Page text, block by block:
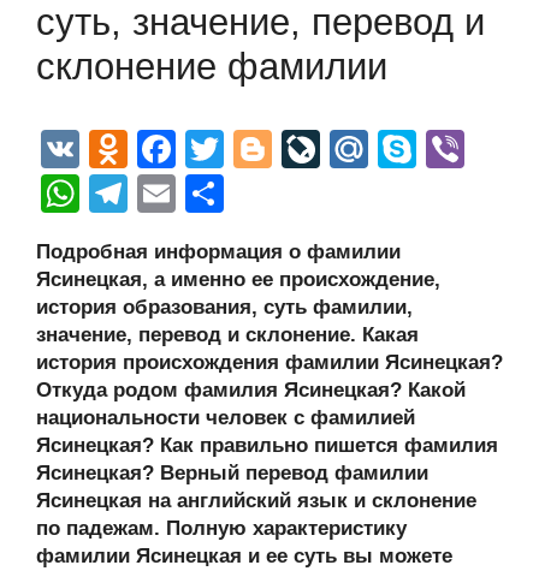
суть, значение, перевод и
склонение фамилии
V
K
O
d
n
o
kl
a
ss
ni
ki
F
a
c
e
b
o
o
k
T
er
Bl
g
er
Li
J
o
ur
n
al
M
u
S
e
W
at
s
A
p
p
T
e
gr
a
m
E
ail р
а
в
и
ть
Подробная информация о фамилии
Ясинецкая, а именно ее происхождение,
история образования, суть фамилии,
значение, перевод и склонение. Какая
история происхождения фамилии Ясинецкая?
Откуда родом фамилия Ясинецкая? Какой
национальности человек с фамилией
Ясинецкая? Как правильно пишется фамилия
Ясинецкая? Верный перевод фамилии
Ясинецкая на английский язык и склонение
по падежам. Полную характеристику
фамилии Ясинецкая и ее суть вы можете